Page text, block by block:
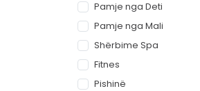
Pamje nga Deti
Pamje nga Mali
Shërbime Spa
Fitnes
Pishinë